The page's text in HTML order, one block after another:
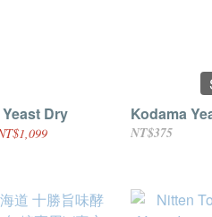
Dry
Kodama
NT$375